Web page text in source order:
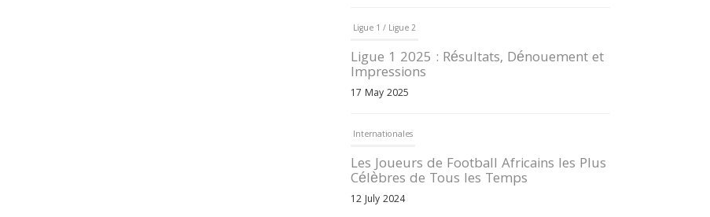
Ligue 1 / Ligue 2
Ligue 1 2025 : Résultats, Dénouement et
Impressions
17 May 2025
Internationales
Les Joueurs de Football Africains les Plus
Célèbres de Tous les Temps
12 July 2024